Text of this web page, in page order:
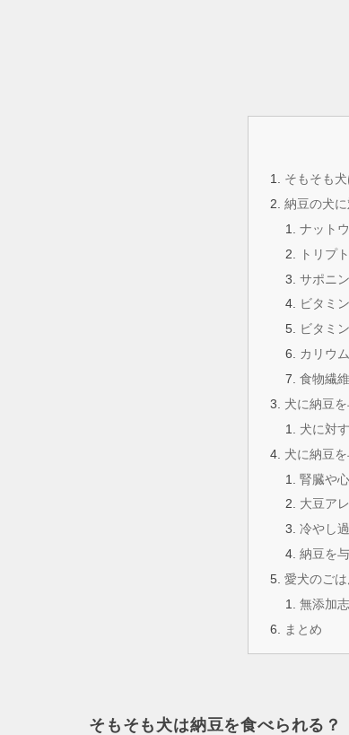
そもそも
納豆の犬
ナット
トリプ
サポニン
ビタミ
ビタミ
カリウム
食物繊維
犬に納豆
犬に対
犬に納豆
腎臓や
大豆ア
冷やし
納豆を
愛犬のごは
無添加
まとめ
そもそも犬は納豆を食べられる？